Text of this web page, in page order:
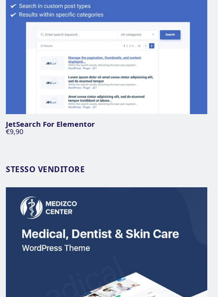
JetSearch For Elementor
€9,90
STESSO VENDITORE